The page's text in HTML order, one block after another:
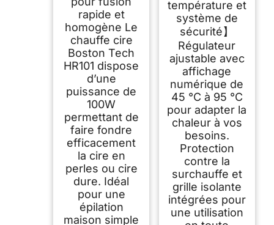
Amovible et
Température
Réglable – Machine
Épilation Visage,
Corps, Maillot
rapide et
homogène Le
chauffe cire
Boston Tech
HR101 dispose
d’une
puissance de
100W
permettant de
faire fondre
efficacement
la cire en
perles ou cire
dure. Idéal
pour une
épilation
maison simple
température et
système de
sécurité】
Régulateur
ajustable avec
affichage
numérique de
45 °C à 95 °C
pour adapter la
chaleur à vos
besoins.
Protection
contre la
surchauffe et
grille isolante
intégrées pour
une utilisation